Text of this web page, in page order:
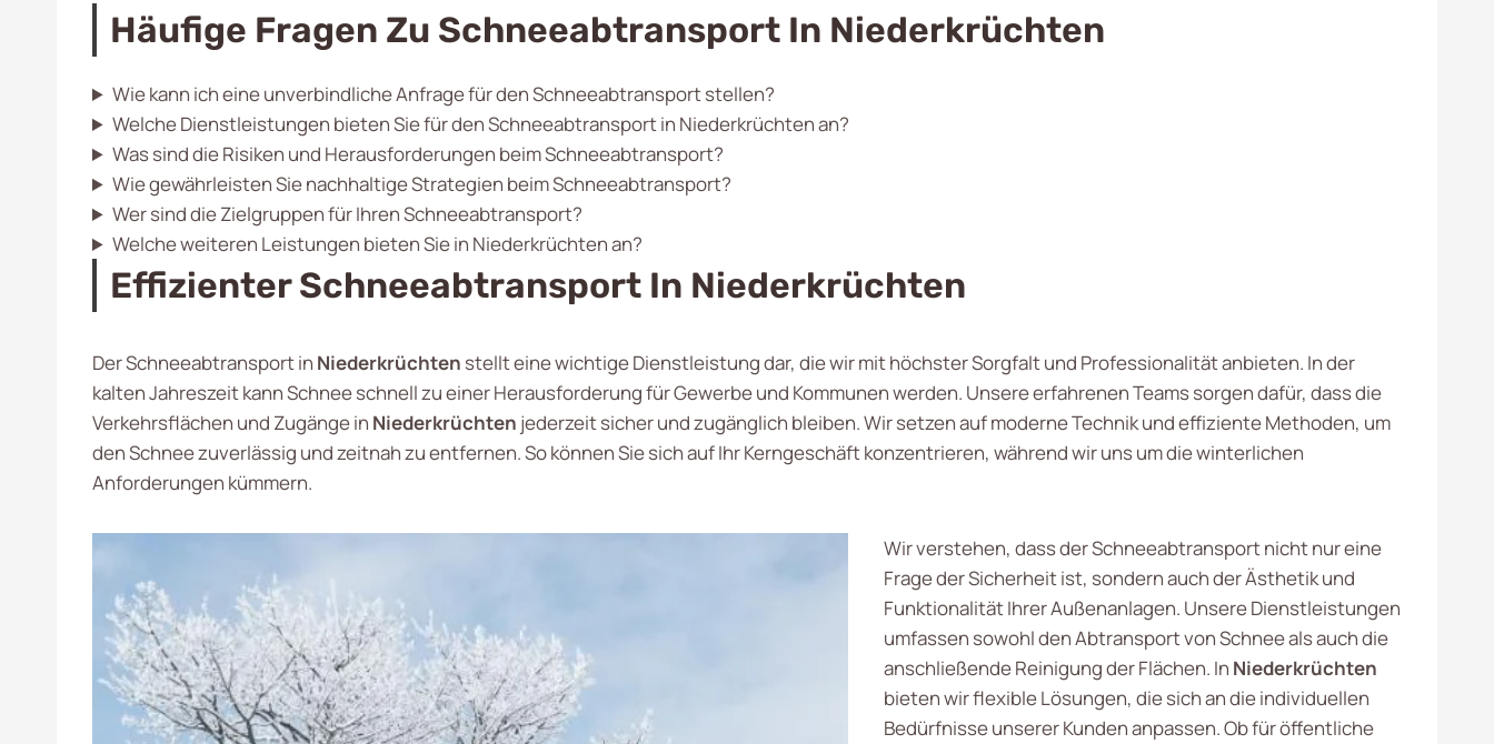
Häufige Fragen Zu Schneeabtransport In Niederkrüchten
Wie kann ich eine unverbindliche Anfrage für den Schneeabtransport stellen?
Welche Dienstleistungen bieten Sie für den Schneeabtransport in Niederkrüchten an?
Was sind die Risiken und Herausforderungen beim Schneeabtransport?
Wie gewährleisten Sie nachhaltige Strategien beim Schneeabtransport?
Wer sind die Zielgruppen für Ihren Schneeabtransport?
Welche weiteren Leistungen bieten Sie in Niederkrüchten an?
Effizienter Schneeabtransport In Niederkrüchten
Der Schneeabtransport in Niederkrüchten stellt eine wichtige Dienstleistung dar, die wir mit höchster Sorgfalt und Professionalität anbieten. In der
kalten Jahreszeit kann Schnee schnell zu einer Herausforderung für Gewerbe und Kommunen werden. Unsere erfahrenen Teams sorgen dafür, dass die
Verkehrsflächen und Zugänge in Niederkrüchten jederzeit sicher und zugänglich bleiben. Wir setzen auf moderne Technik und effiziente Methoden, um
den Schnee zuverlässig und zeitnah zu entfernen. So können Sie sich auf Ihr Kerngeschäft konzentrieren, während wir uns um die winterlichen
Anforderungen kümmern.
Wir verstehen, dass der Schneeabtransport nicht nur eine
Frage der Sicherheit ist, sondern auch der Ästhetik und
Funktionalität Ihrer Außenanlagen. Unsere Dienstleistungen
umfassen sowohl den Abtransport von Schnee als auch die
anschließende Reinigung der Flächen. In Niederkrüchten
bieten wir flexible Lösungen, die sich an die individuellen
Bedürfnisse unserer Kunden anpassen. Ob für öffentliche